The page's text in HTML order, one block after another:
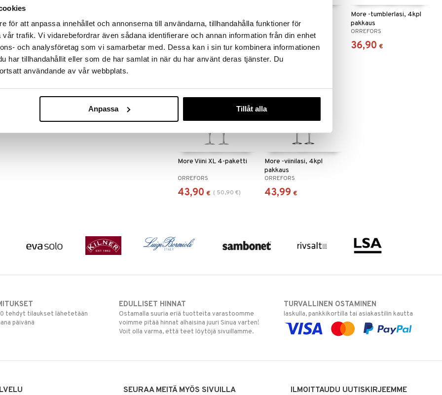
för att anpassa innehållet och annonserna till användarna, tillhandahålla funktioner för
trafik. Vi vidarebefordrar även sådana identifierare och annan information från din enhet
och analysföretag som vi samarbetar med. Dessa kan i sin tur kombinera informationen
har tillhandahållit eller som de har samlat in när du har använt deras tjänster. Du
användande av vår webbplats.
Anpassa Tillåt alla
oikeastaan ole niin vaikeaa. Hyvät raaka-aineet,
katetun pöydän ympärillä. Juomat
tasapainoa ja luonnetta. Erika Lagerbielken ajatus
ominaisuudet ja täysi potentiaali esille.
Käy helposti niin, että hyvässä seurassa
4-pack
ORREFORS
44,90 €
4kpl pakkaus
ORREFORS
43,99 €
More -tumblerlasi, 4kpl
pakkaus
ORREFORS
36,90 €
More Viini XL 4-paketti
ORREFORS
43,90 € ( 50,90 €)
More -viinilasi, 4kpl
pakkaus
ORREFORS
43,99 €
tehdyt tilaukset lähetetään
päivänä
EDULLISET HINNAT
Ostamalla suuria eriä tuotteita varastoomme
voimme pitää hinnat alhaisina juuri Sinua varten!
Voit olla varma, että teet löytöjä sivuillamme.
TURVALLINEN OSTAMINEN
laskulla, pankkikortilla tai asiakastilin kautta
SEURAA MEITÄ MYÖS SIVUILLA ILMOITTAUDU UUTISKIRJEEMME